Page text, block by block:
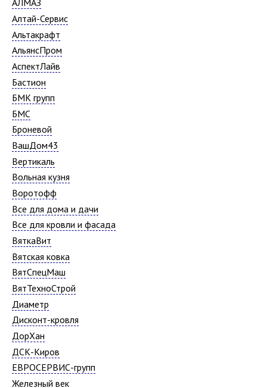
АЛМАЗ
Алтай-Сервис
Альтакрафт
АльянсПром
АспектЛайв
Бастион
БМК групп
БМС
Броневой
ВашДом43
Вертикаль
Вольная кузня
Воротофф
Все для дома и дачи
Все для кровли и фасада
ВяткаВит
Вятская ковка
ВятСпецМаш
ВятТехноСтрой
Диаметр
Дисконт-кровля
ДорХан
ДСК-Киров
ЕВРОСЕРВИС-групп
Железный век